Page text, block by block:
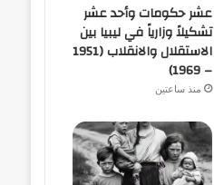
عشر حكومات وأحد عشر
تشكيلاً وزارياً في ليبيا بين
الاستقلال والانقلاب (1951
– 1969)
منذ ساعتين